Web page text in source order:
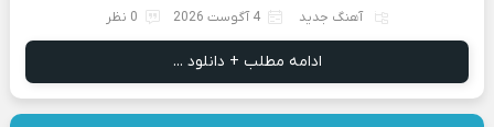
آهنگ جدید 4 آگوست 2026 0 نظر
ادامه مطلب + دانلود ...